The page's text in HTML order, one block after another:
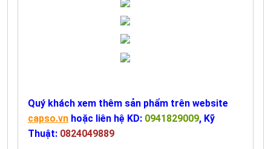
Quý khách xem thêm sản phẩm trên website
capso.vn hoặc liên hệ KD: 0941829009, Kỹ
Thuật: 0824049889